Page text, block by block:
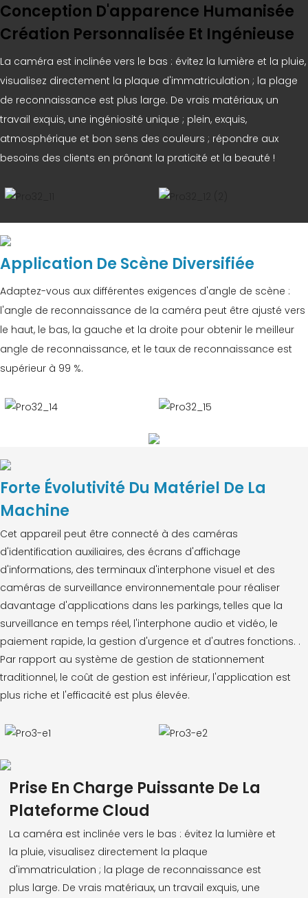
Conception D'apparence Humanisée
Création Personnalisée Et Ingénieuse
La caméra est inclinée vers le bas : évitez la lumière et la pluie,
visualisez directement la plaque d'immatriculation ; la plage
de reconnaissance est plus large. De vrais matériaux, un
travail exquis, une ingéniosité unique ; plein, exquis,
atmosphérique et bon sens des couleurs ; répondre aux
besoins des clients en prônant la praticité et la beauté !
Application De Scène Diversifiée
Adaptez-vous aux différentes exigences d'angle de scène :
l'angle de reconnaissance de la caméra peut être ajusté vers
le haut, le bas, la gauche et la droite pour obtenir le meilleur
angle de reconnaissance, et le taux de reconnaissance est
supérieur à 99 %.
Forte Évolutivité Du Matériel De La
Machine
Cet appareil peut être connecté à des caméras
d'identification auxiliaires, des écrans d'affichage
d'informations, des terminaux d'interphone visuel et des
caméras de surveillance environnementale pour réaliser
davantage d'applications dans les parkings, telles que la
surveillance en temps réel, l'interphone audio et vidéo, le
paiement rapide, la gestion d'urgence et d'autres fonctions. .
Par rapport au système de gestion de stationnement
traditionnel, le coût de gestion est inférieur, l'application est
plus riche et l'efficacité est plus élevée.
Prise En Charge Puissante De La
Plateforme Cloud
La caméra est inclinée vers le bas : évitez la lumière et
la pluie, visualisez directement la plaque
d'immatriculation ; la plage de reconnaissance est
plus large. De vrais matériaux, un travail exquis, une